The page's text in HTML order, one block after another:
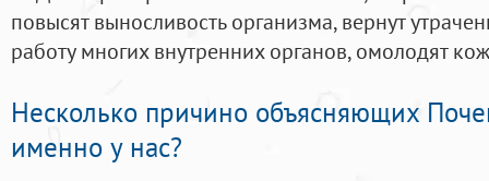
повысят выносливость организма, вернут
работу многих внутренних органов, омолодят
Несколько причино объясняющих
именно у нас?